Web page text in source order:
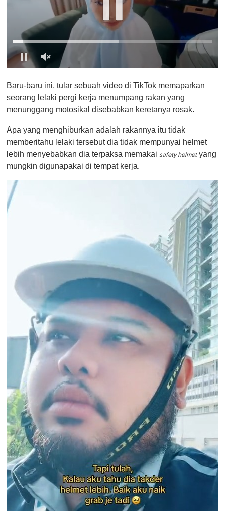
f
1
i
u
e
,
Baru-baru ini, tular sebuah video di TikTok memaparkan
seorang lelaki pergi kerja menumpang rakan yang
menunggang motosikal disebabkan keretanya rosak.
Apa yang menghiburkan adalah rakannya itu tidak
memberitahu lelaki tersebut dia tidak mempunyai helmet
lebih menyebabkan dia terpaksa memakai safety helmetyang
mungkin digunapakai di tempat kerja.